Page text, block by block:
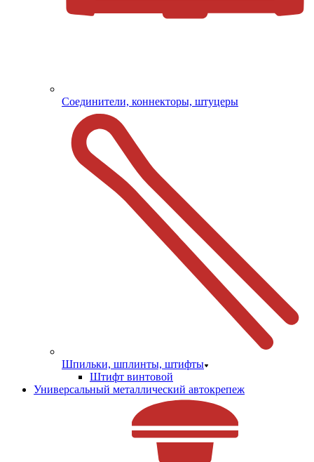
Соединители, коннекторы, штуцеры
Шпильки, шплинты, штифты
Штифт винтовой
Универсальный металлический автокрепеж